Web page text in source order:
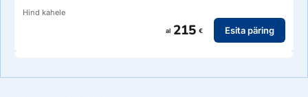
Hind kahele
al 215 € Esita päring